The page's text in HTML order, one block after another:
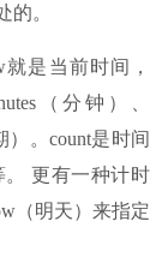
的。
就是当前时间，
（分钟）、
）。count是时间
更有一种计时
（明天）来指定